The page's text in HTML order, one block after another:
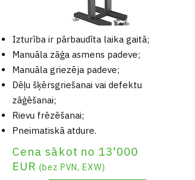
Izturība ir pārbaudīta laika gaitā;
Manuāla zāģa asmens padeve;
Manuāla griezēja padeve;
Dēļu šķērsgriešanai vai defektu
zāģēšanai;
Rievu frēzēšanai;
Pneimatiskā atdure.
Cena sākot no 13'000
EUR (bez PVN, EXW)